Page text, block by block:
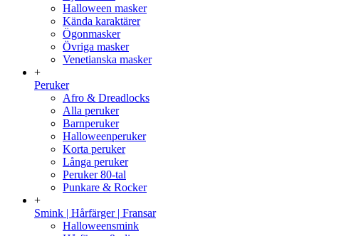
Halloween masker
Kända karaktärer
Ögonmasker
Övriga masker
Venetianska masker
+
Peruker
Afro & Dreadlocks
Alla peruker
Barnperuker
Halloweenperuker
Korta peruker
Långa peruker
Peruker 80-tal
Punkare & Rocker
+
Smink | Hårfärger | Fransar
Halloweensmink